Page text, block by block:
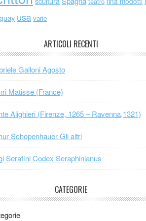
usa varie
ARTICOLI RECENTI
Galloni Agosto
Matisse (France)
Alighieri (Firenze, 1265 – Ravenna,1321)
Schopenhauer Gli altri
Serafini Codex Seraphinianus
CATEGORIE